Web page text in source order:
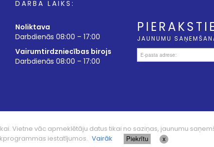
DARBA LAIKS:
Noliktava
Darbdienās 08:00 – 17:00
Vairumtirdzniecības birojs
Darbdienās 08:00 – 17:00
JAUNUMU
Vietne vāc apmeklētāju datus tikai no saziņas, jaunumu
iestatījumos. Vairāk Piekrītu x